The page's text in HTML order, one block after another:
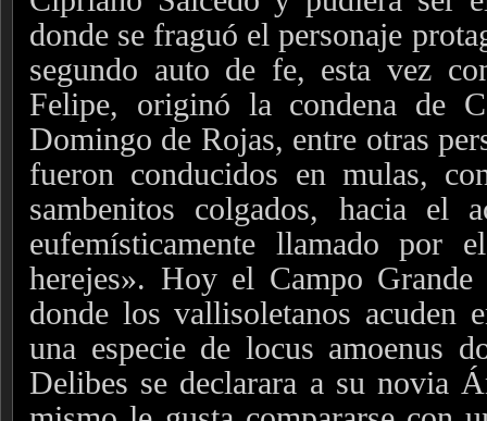
donde se fraguó el personaje
segundo auto de fe, esta vez
Felipe, originó la condena de
Domingo de Rojas, entre otras
fueron conducidos en mulas,
sambenitos colgados, hacia el
eufemísticamente llamado por
herejes». Hoy el Campo Grande
donde los vallisoletanos acuden
una especie de locus amoenus
Delibes se declarara a su novia